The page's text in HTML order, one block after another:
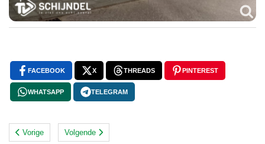
FACEBOOK X THREADS PINTEREST
WHATSAPP TELEGRAM
Vorige Volgende